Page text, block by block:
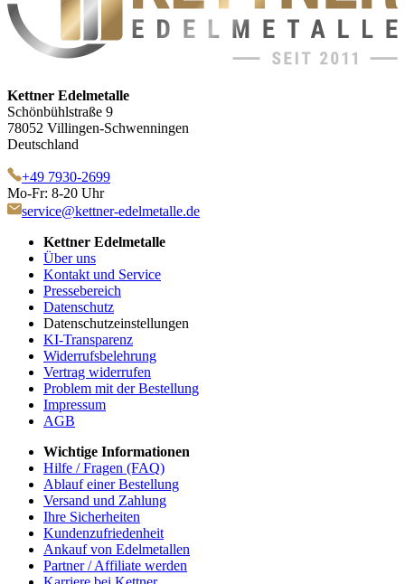
Kettner Edelmetalle
Schönbühlstraße 9
78052 Villingen-Schwenningen
Deutschland
+49 7930-2699
Mo-Fr: 8-20 Uhr
service@kettner-edelmetalle.de
Kettner Edelmetalle
Über uns
Kontakt und Service
Pressebereich
Datenschutz
Datenschutzeinstellungen
KI-Transparenz
Widerrufsbelehrung
Vertrag widerrufen
Problem mit der Bestellung
Impressum
AGB
Wichtige Informationen
Hilfe / Fragen (FAQ)
Ablauf einer Bestellung
Versand und Zahlung
Ihre Sicherheiten
Kundenzufriedenheit
Ankauf von Edelmetallen
Partner / Affiliate werden